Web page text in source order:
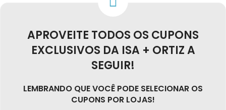
APROVEITE TODOS OS CUPONS
EXCLUSIVOS DA ISA + ORTIZ A
SEGUIR!
LEMBRANDO QUE VOCÊ PODE SELECIONAR OS
CUPONS POR LOJAS!